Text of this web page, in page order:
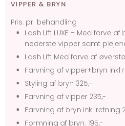
VIPPER & BRYN
Pris. pr. behandling
Lash Lift LUXE – Med farve
nederste vipper samt
Lash Lift Med farve af
Farvning af vipper+bryn inkl
Styling af bryn 325,-
Farvning af vipper 235,-
Farvning af bryn inkl retning
Formning af bryn. 195,-